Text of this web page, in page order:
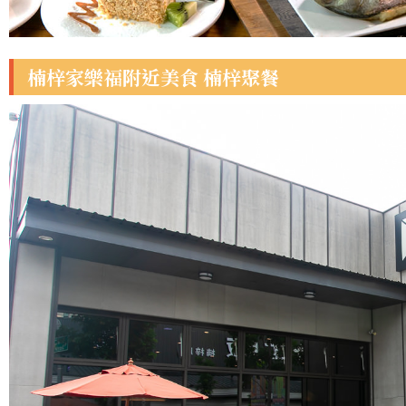
楠梓家樂福附近美食 楠梓聚餐